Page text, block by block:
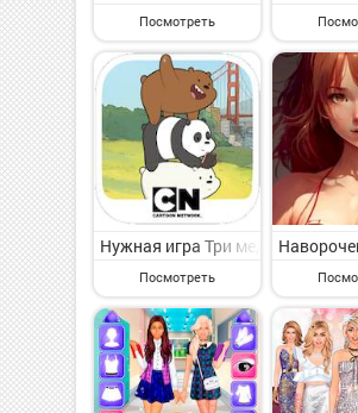
Посмотреть
Нужная игра Три медведя! на
Посмотреть